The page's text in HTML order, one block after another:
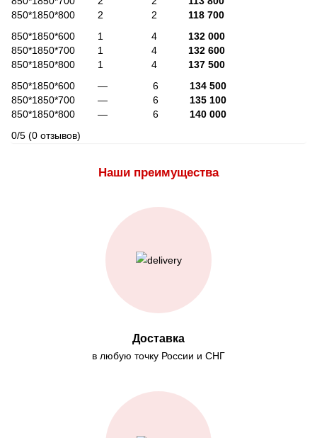
850*1850*800 2 2 118 700
850*1850*600 1 4 132 000
850*1850*700 1 4 132 600
850*1850*800 1 4 137 500
850*1850*600 — 6 134 500
850*1850*700 — 6 135 100
850*1850*800 — 6 140 000
0/5 (0 отзывов)
Наши преимущества
Доставка
в любую точку России и СНГ